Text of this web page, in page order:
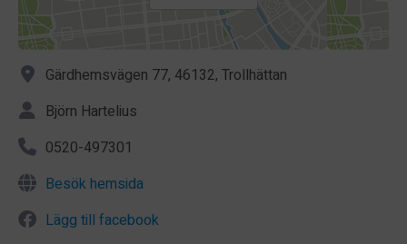
Gärdhemsvägen 77, 46132, Trollhättan
Björn Hartelius
0520-497301
Besök hemsida
Lägg till facebook